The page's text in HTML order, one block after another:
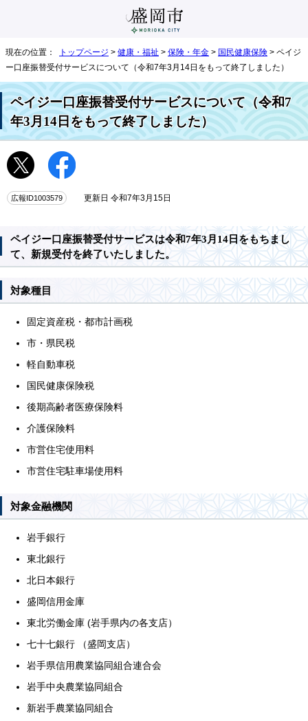
現在の位置： トップページ > 健康・福祉 > 保険・年金 > 国民健康保険 > ペイジ
ー口座振替受付サービスについて（令和7年3月14日をもって終了しました）
ペイジー口座振替受付サービスについて（令和7
年3月14日をもって終了しました）
広報ID1003579 更新日 令和7年3月15日
ペイジー口座振替受付サービスは令和7年3月14日をもちまし
て、新規受付を終了いたしました。
対象種目
固定資産税・都市計画税
市・県民税
軽自動車税
国民健康保険税
後期高齢者医療保険料
介護保険料
市営住宅使用料
市営住宅駐車場使用料
対象金融機関
岩手銀行
東北銀行
北日本銀行
盛岡信用金庫
東北労働金庫 (岩手県内の各支店）
七十七銀行 （盛岡支店）
岩手県信用農業協同組合連合会
岩手中央農業協同組合
新岩手農業協同組合